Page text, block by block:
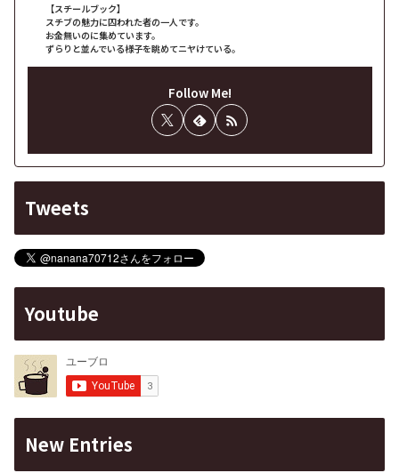
【スチールブック】
スチブの魅力に囚われた者の一人です。
お金無いのに集めています。
ずらりと並んでいる様子を眺めてニヤけている。
Follow Me!
Tweets
Youtube
New Entries